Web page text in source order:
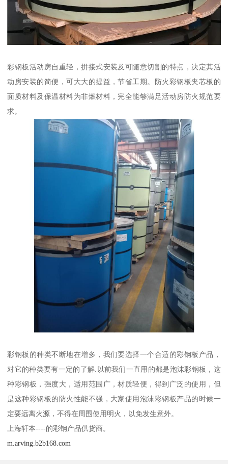
彩钢板活动房自重轻，拼接式安装及可随意切割的特点，决定其活
动房安装的简便，可大大的提益，节省工期。防火彩钢板夹芯板的
面质材料及保温材料为非燃材料，完全能够满足活动房防火规范要
求。
彩钢板的种类不断地在增多，我们要选择一个合适的彩钢板产品，
对它的种类要有一定的了解.以前我们一直用的都是泡沫彩钢板，这
种彩钢板，强度大，适用范围广，材质轻便，得到广泛的使用，但
是这种彩钢板的防火性能不强，大家使用泡沫彩钢板产品的时候一
定要远离火源，不得在周围使用明火，以免发生意外。
上海轩本----的彩钢产品供货商。
m.arving.b2b168.com